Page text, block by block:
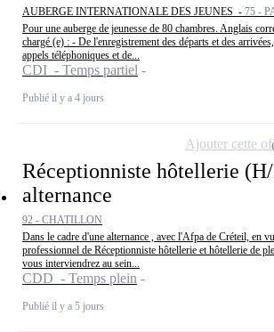
AUBERGE INTERNATIONALE DES JEUNES - 75 -
Pour une auberge de jeunesse de 80 chambres. Anglais
chargé (e) : - De l'enregistrement des départs et des
appels téléphoniques et de...
CDI - Temps partiel
Publié il y a 4 jours
Réceptionniste hôtellerie
alternance
92 - CHATILLON
Dans le cadre d'une alternance , avec l'Afpa de Créteil, en
professionnel de Réceptionniste hôtellerie et hôtellerie de
vous interviendrez au sein...
CDD - Temps plein
Publié il y a 5 jours
Ajouter cette